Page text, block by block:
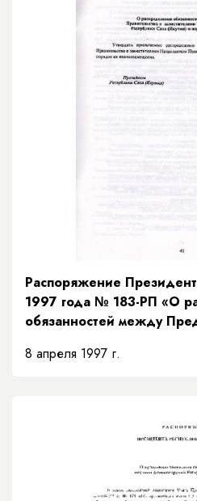
Распоряжение
1997 года № 183-РП «О
обязанностей между
Правительства
8 апреля 1997 г.